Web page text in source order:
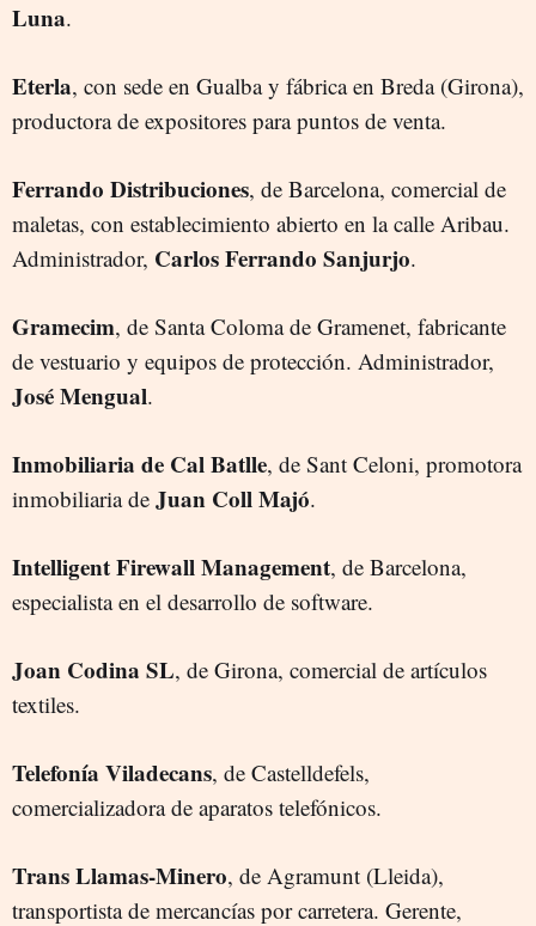
Luna.
Eterla, con sede en Gualba y fábrica en Breda (Girona),
productora de expositores para puntos de venta.
Ferrando Distribuciones, de Barcelona, comercial de
maletas, con establecimiento abierto en la calle Aribau.
Administrador, Carlos Ferrando Sanjurjo.
Gramecim, de Santa Coloma de Gramenet, fabricante
de vestuario y equipos de protección. Administrador,
José Mengual.
Inmobiliaria de Cal Batlle, de Sant Celoni, promotora
inmobiliaria de Juan Coll Majó.
Intelligent Firewall Management, de Barcelona,
especialista en el desarrollo de software.
Joan Codina SL, de Girona, comercial de artículos
textiles.
Telefonía Viladecans, de Castelldefels,
comercializadora de aparatos telefónicos.
Trans Llamas-Minero, de Agramunt (Lleida),
transportista de mercancías por carretera. Gerente,